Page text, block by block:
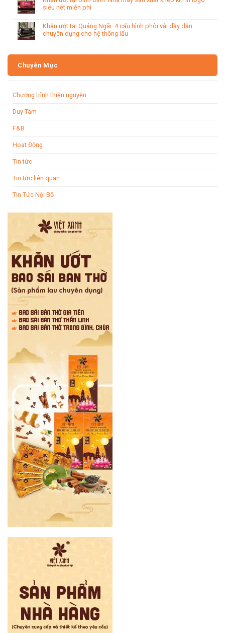
siêu nét miễn phí
Khăn ướt tại Quảng Ngãi: 4 cấu hình phôi vải dầy dặn
chuyên dụng cho hệ thống lẩu
Chuyên Mục
Chương trình thiện nguyện
Duy Tâm
F&B
Hoạt Động
Tin tức
Tin tức liên quan
Tin Tức Nội Bộ